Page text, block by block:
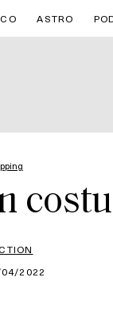
ASTRO
04/2022